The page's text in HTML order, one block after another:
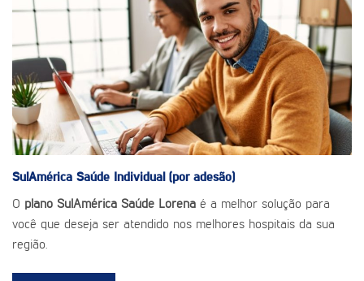
SulAmérica Saúde Individual (por adesão)
O plano SulAmérica Saúde Lorena é a melhor solução para
você que deseja ser atendido nos melhores hospitais da sua
região.